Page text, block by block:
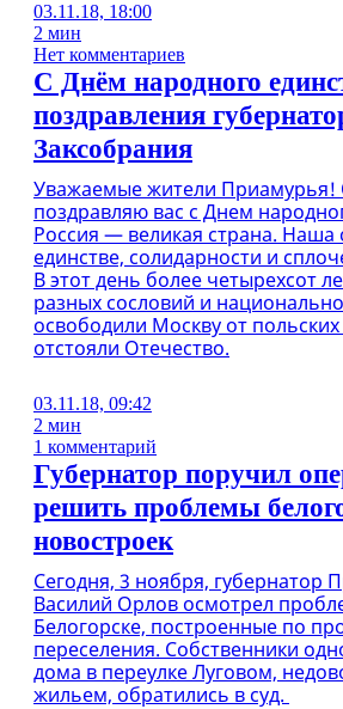
03.11.18, 18:00
2 мин
Нет комментариев
С Днём народного
поздравления
Заксобрания
Уважаемые жители Приамурья!
поздравляю вас с Днем
Россия — великая страна. Наша
единстве, солидарности и
В этот день более четырехсот
разных сословий и
освободили Москву от
отстояли Отечество.
03.11.18, 09:42
2 мин
1 комментарий
Губернатор поручил
решить проблемы
новостроек
Сегодня, 3 ноября, губернатор
Василий Орлов осмотрел
Белогорске, построенные по
переселения. Собственники
дома в переулке Луговом,
жильем, обратились в суд.